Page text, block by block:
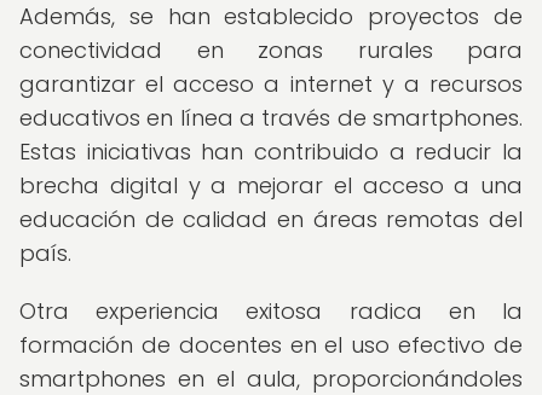
Además, se han establecido proyectos de
conectividad en zonas rurales para
garantizar el acceso a internet y a recursos
educativos en línea a través de smartphones.
Estas iniciativas han contribuido a reducir la
brecha digital y a mejorar el acceso a una
educación de calidad en áreas remotas del
país.
Otra experiencia exitosa radica en la
formación de docentes en el uso efectivo de
smartphones en el aula, proporcionándoles